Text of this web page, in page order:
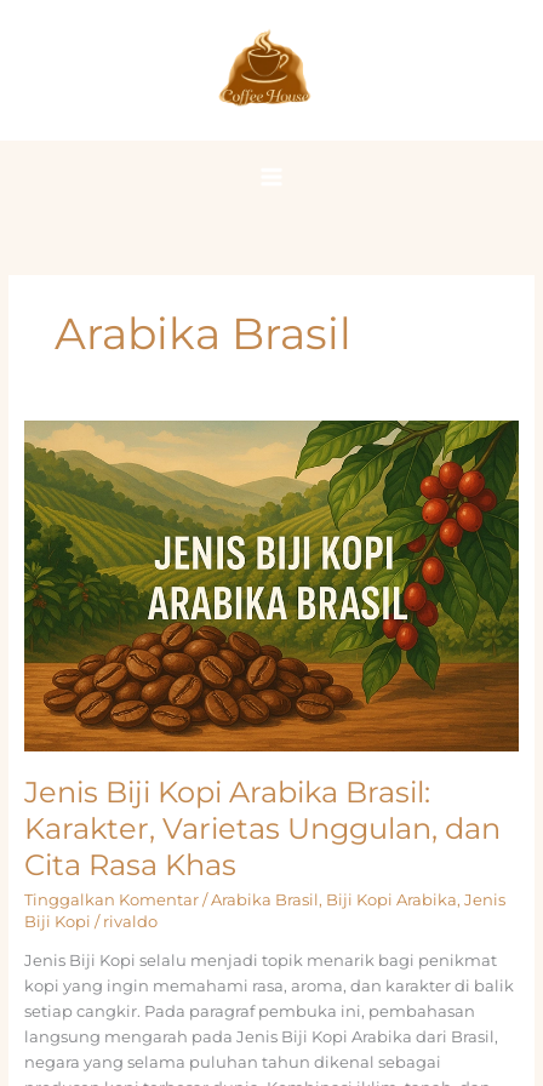
Arabika Brasil
Jenis Biji Kopi Arabika Brasil:
Karakter, Varietas Unggulan, dan
Cita Rasa Khas
Tinggalkan Komentar /Arabika Brasil, Biji Kopi Arabika, Jenis
Biji Kopi / rivaldo
Jenis Biji Kopi selalu menjadi topik menarik bagi penikmat
kopi yang ingin memahami rasa, aroma, dan karakter di balik
setiap cangkir. Pada paragraf pembuka ini, pembahasan
langsung mengarah pada Jenis Biji Kopi Arabika dari Brasil,
negara yang selama puluhan tahun dikenal sebagai